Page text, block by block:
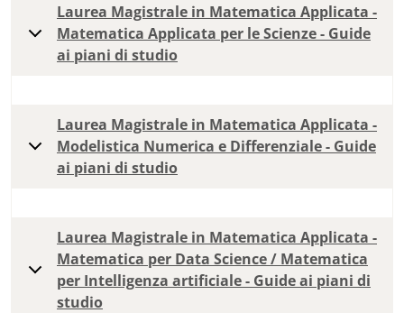
Laurea Magistrale in Matematica Applicata -
Matematica Applicata per le Scienze - Guide
ai piani di studio
Laurea Magistrale in Matematica Applicata -
Modelistica Numerica e Differenziale - Guide
ai piani di studio
Laurea Magistrale in Matematica Applicata -
Matematica per Data Science / Matematica
per Intelligenza artificiale - Guide ai piani di
studio